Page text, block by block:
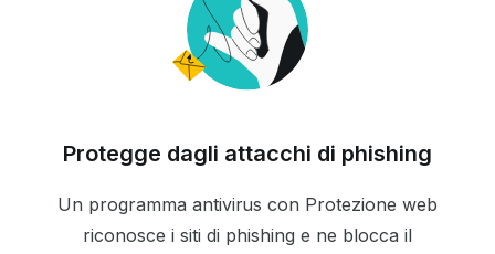
Protegge dagli attacchi di phishing
Un programma antivirus con Protezione web
riconosce i siti di phishing e ne blocca il